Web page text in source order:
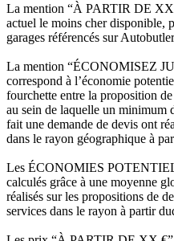
La mention “À PARTIR DE
actuel le moins cher disponible,
garages référencés sur
La mention “ÉCONOMISEZ
correspond à l’économie
fourchette entre la proposition
au sein de laquelle un minimum
fait une demande de devis ont
dans le rayon géographique à
Les ÉCONOMIES
calculés grâce à une moyenne
réalisés sur les propositions de
services dans le rayon à partir